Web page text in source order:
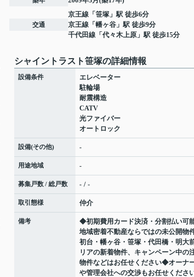
交通
京王線 「 笹塚 」駅 徒歩6分
京王線 「 幡ヶ谷 」駅 徒歩9分
千代田線 「 代々木上原 」駅 徒歩15分
シャイントラスト笹塚の詳細情報
設備条件
エレベーター
駐輪場
耐震構造
CATV
光ファイバー
オートロック
設備(その他) -
用途地域 -
募集戸数 / 総戸数 - / -
取引態様 仲介
備考
◆初期費用カード決済・分割払い可
地域密着不動産ならではの未公開物件
初台・幡ヶ谷・笹塚・代田橋・明大
リアの新着物件、キャンペーン中の
物件などはお任せください◆オーナ
や管理会社への交渉もお任せくださ